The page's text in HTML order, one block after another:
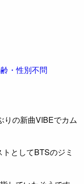
・性別不問
りの新曲VIBEでカム
としてBTSのジミ